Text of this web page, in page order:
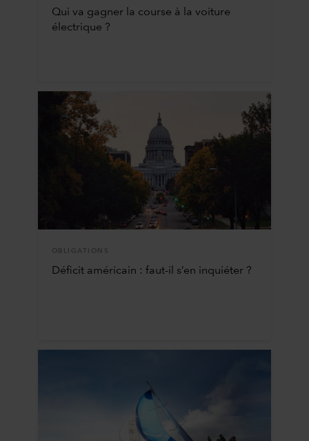
Qui va gagner la course à la voiture
électrique ?
OBLIGATIONS
Déficit américain : faut-il s’en inquiéter ?